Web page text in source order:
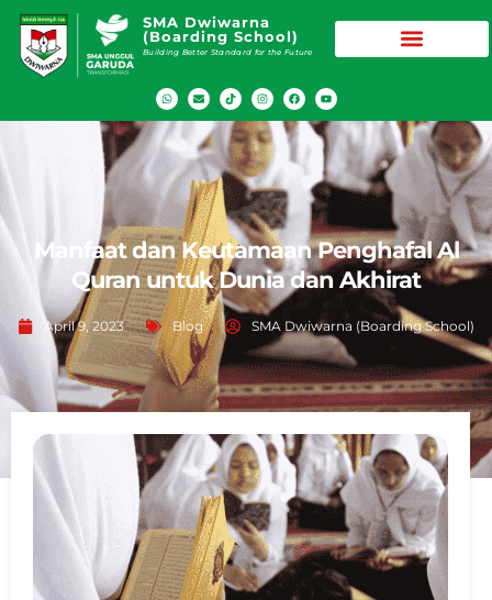
SMA Dwiwarna
(Boarding School)
Building Better Standard for the Future
Manfaat dan Keutamaan Penghafal Al
Quran untuk Dunia dan Akhirat
April 9, 2023 Blog SMA Dwiwarna (Boarding School)